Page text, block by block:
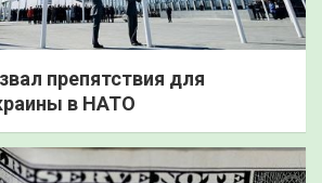
препятствия для
в НАТО